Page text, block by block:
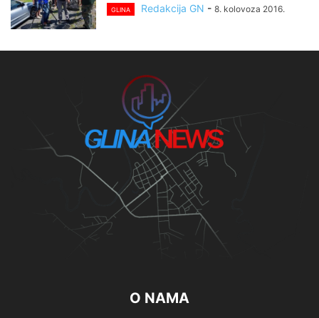
GLINA Redakcija GN - 8. kolovoza 2016.
O NAMA